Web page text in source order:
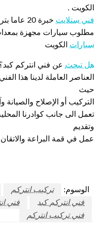
الكويت .
فني ستلايت خبرة 20 عاما بتركيب الانتركم .
مطلوب سيارات مجهزة
سيارات الكويت
هل تبحث عن فني انتركم
العناصر العاملة لدينا هذا
حيث
التركيب أو الإصلاح والصيانة
تعمل الى جانب كوادرنا
وتقديم
عمل في قمة البراعة
الوسوم: تركيب انتركم
فني انتركم كبد
فني
فني تركيب انتركم